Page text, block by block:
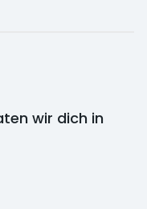
wir dich in